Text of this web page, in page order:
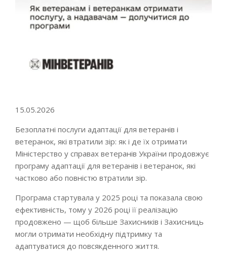
15.05.2026
Безоплатні послуги адаптації для ветеранів і
ветеранок, які втратили зір: як і де їх отримати
Міністерство у справах ветеранів України продовжує
програму адаптації для ветеранів і ветеранок, які
частково або повністю втратили зір.
Програма стартувала у 2025 році та показала свою
ефективність, тому у 2026 році її реалізацію
продовжено — щоб більше Захисників і Захисниць
могли отримати необхідну підтримку та
адаптуватися до повсякденного життя.